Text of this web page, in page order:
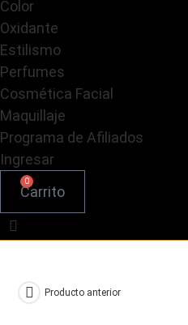
Color
Oxidante
Estilismo
Perfumes
Cosmética Facial
Maquillaje
Programa de Afiliados
Ingresar
0
Carrito
Producto anterior